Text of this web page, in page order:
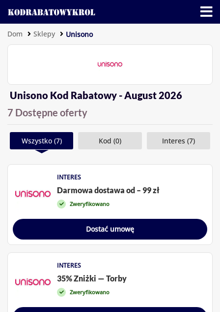
Dom Sklepy Unisono
Unisono Kod Rabatowy - August 2026
7 Dostępne oferty
Wszystko (7) Kod (0) Interes (7)
INTERES
Darmowa dostawa od – 99 zł
Zweryfikowano
Dostać umowę
INTERES
35% Zniżki — Torby
Zweryfikowano